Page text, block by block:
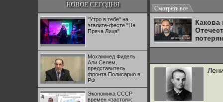
НОВОЕ СЕГОДНЯ
"Утро в тебе" на
эгалите-фесте "Не
Пряча Лица"
Мохаммед Фидель
Али Селем,
представитель
фронта Полисарио в
РФ
Экономика СССР
времен «застоя»:
Смотреть все